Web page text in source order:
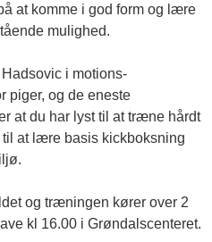
at komme i god form og lære
mulighed.
i motions-
piger, og de eneste
at du har lyst til at træne hårdt
at lære basis kickboksning
og træningen kører over 2
kl 16.00 i Grøndalscenteret.